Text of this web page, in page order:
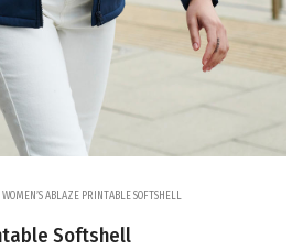
WOMEN’S ABLAZE PRINTABLE SOFTSHELL
Softshell